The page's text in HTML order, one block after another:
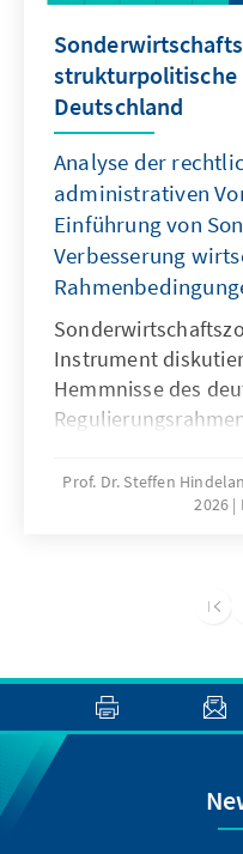
strukturpolitische
Deutschland
Analyse der
administrativen
Einführung von
Verbesserung
Instrument
Hemmnisse des
juristischen und
räumlich begrenzte
zur
Regionen – ohne
insgesamt zu
Prof. Dr. Steffen
2026